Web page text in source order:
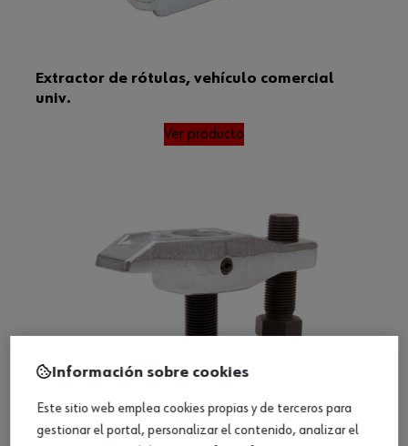
Extractor de rótulas, vehículo comercial
univ.
Ver producto
Información sobre cookies
Este sitio web emplea cookies propias y de terceros para
gestionar el portal, personalizar el contenido, analizar el